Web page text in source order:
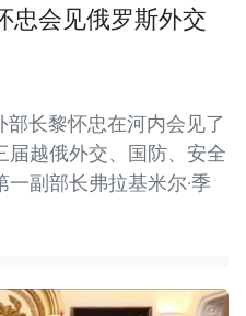
忠会见俄罗斯外交
长黎怀忠在河内会见了
届越俄外交、国防、安全
副部长弗拉基米尔·季